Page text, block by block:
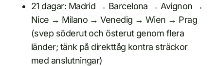
21 dagar: Madrid → Barcelona → Avignon →
Nice → Milano → Venedig → Wien → Prag
(svep söderut och österut genom flera
länder; tänk på direkttåg kontra sträckor
med anslutningar)